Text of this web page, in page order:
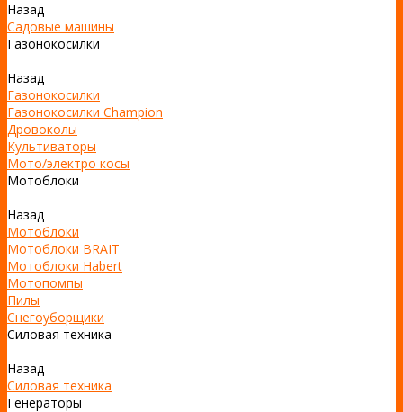
Назад
Садовые машины
Газонокосилки
Назад
Газонокосилки
Газонокосилки Champion
Дровоколы
Культиваторы
Мото/электро косы
Мотоблоки
Назад
Мотоблоки
Мотоблоки BRAIT
Мотоблоки Habert
Мотопомпы
Пилы
Снегоуборщики
Силовая техника
Назад
Силовая техника
Генераторы